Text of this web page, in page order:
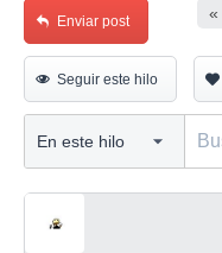
«
Enviar post
Seguir este hilo